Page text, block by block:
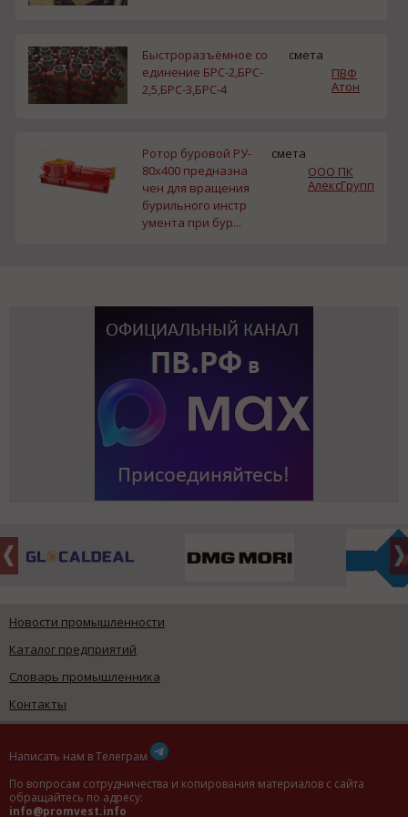
Быстроразъёмное со
единение БРС-2,БРС-
2,5,БРС-3,БРС-4
смета
ПВФ
Атон
Ротор буровой РУ-
80х400 предназна
чен для вращения
бурильного инстр
умента при бур...
смета
ООО ПК
АлексГрупп
Новости промышленности
Каталог предприятий
Словарь промышленника
Контакты
Написать нам в Телеграм
По вопросам сотрудничества и копирования материалов с сайта
обращайтесь по адресу:
info@promvest.info